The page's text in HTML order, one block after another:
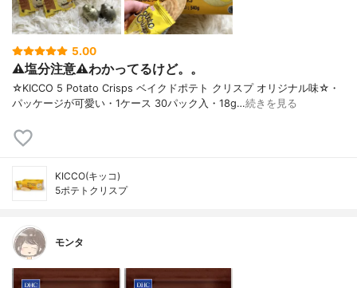
5.00
⚠️塩分注意⚠️わかってるけど。。
☆KICCO 5 Potato Crisps ベイクドポテト クリスプ オリジナル味☆・
パッケージが可愛い・1ケース 30パック入・18g…続きを見る
KICCO(キッコ)
5ポテトクリスプ
モンタ